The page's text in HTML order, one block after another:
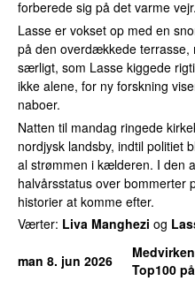
forberede sig på det varme vejr.
Lasse er vokset op med en
på den overdækkede terrasse,
særligt, som Lasse kiggede
ikke alene, for ny forskning
naboer.
Natten til mandag ringede
nordjysk landsby, indtil politiet
al strømmen i kælderen. I den
halvårsstatus over bommerter
historier at komme efter.
Værter: Liva Manghezi og
man 8. jun 2026
Top100